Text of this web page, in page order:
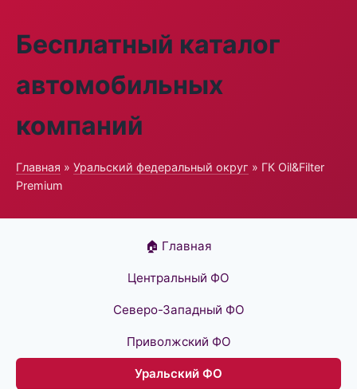
Бесплатный каталог
автомобильных
компаний
Главная » Уральский федеральный округ » ГК Oil&Filter
Premium
🏠 Главная
Центральный ФО
Северо-Западный ФО
Приволжский ФО
Уральский ФО